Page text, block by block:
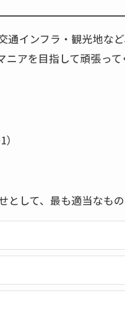
通インフラ・観光地な
アを目指して頑張って
として、最も適当なも